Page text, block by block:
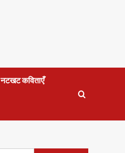
नटखट कविताएँ